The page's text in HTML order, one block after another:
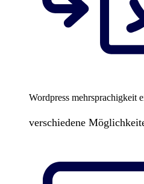
Wordpress mehrsprachigkeit
verschiedene